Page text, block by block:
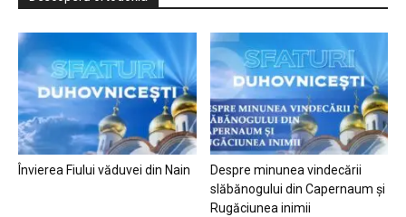
Învierea Fiului văduvei din Nain
Despre minunea vindecării
slăbănogului din Capernaum și
Rugăciunea inimii